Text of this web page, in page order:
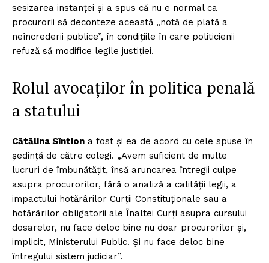
Despre noi / Echipa
Proiecte editoriale
Rețea
sesizarea instanței și a spus că nu e normal ca
procurorii să deconteze această „notă de plată a
neîncrederii publice”, în condițiile în care politicienii
refuză să modifice legile justiției.
Rolul avocaților în politica penală
a statului
Cătălina Sîntion a fost și ea de acord cu cele spuse în
ședință de către colegi. „Avem suficient de multe
lucruri de îmbunătățit, însă aruncarea întregii culpe
asupra procurorilor, fără o analiză a calității legii, a
impactului hotărârilor Curții Constituționale sau a
hotărârilor obligatorii ale Înaltei Curți asupra cursului
dosarelor, nu face deloc bine nu doar procurorilor și,
implicit, Ministerului Public. Și nu face deloc bine
întregului sistem judiciar”.